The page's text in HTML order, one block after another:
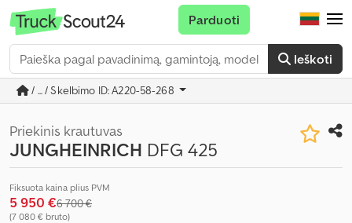
Ieškoti
Parduoti
/ ... / Skelbimo ID: A220-58-268
Priekinis krautuvas
JUNGHEINRICH DFG 425
Fiksuota kaina plius PVM
5 950 €6 700 €
(7 080 € bruto)